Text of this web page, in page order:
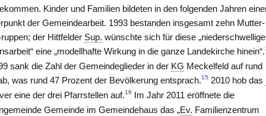
Kinder und Familien bildeten in den folgenden Jahren
der Gemeindearbeit. 1993 bestanden insgesamt zehn Mutter-
der Hittfelder Sup. wünschte sich für diese „niederschwellige
eine „modellhafte Wirkung in die ganze Landekirche hinein“.
sank die Zahl der Gemeindeglieder in der KG Meckelfeld auf rund
was rund 47 Prozent der Bevölkerung entsprach.15 2010 hob das
eine der drei Pfarrstellen auf.16 Im Jahr 2011 eröffnete die
Gemeinde im Gemeindehaus das „Ev. Familienzentrum